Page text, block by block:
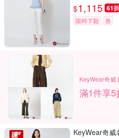
$1,115 61折
限時下殺 券
KeyWear奇威
滿1件享5
KeyWear奇威